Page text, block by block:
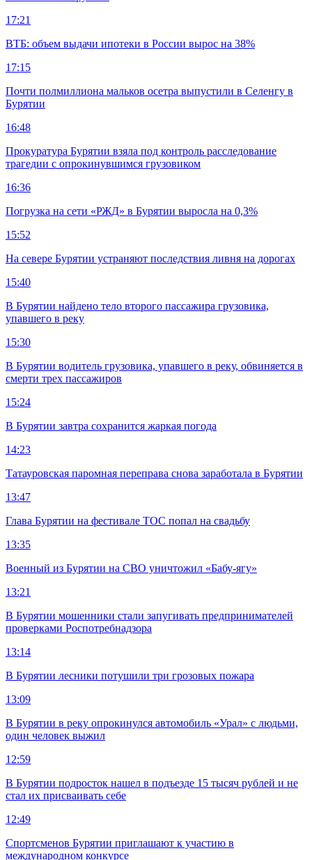
17:21
ВТБ: объем выдачи ипотеки в России вырос на 38%
17:15
Почти полмиллиона мальков осетра выпустили в Селенгу в
Бурятии
16:48
Прокуратура Бурятии взяла под контроль расследование
трагедии с опрокинувшимся грузовиком
16:36
Погрузка на сети «РЖД» в Бурятии выросла на 0,3%
15:52
На севере Бурятии устраняют последствия ливня на дорогах
15:40
В Бурятии найдено тело второго пассажира грузовика,
упавшего в реку
15:30
В Бурятии водитель грузовика, упавшего в реку, обвиняется в
смерти трех пассажиров
15:24
В Бурятии завтра сохранится жаркая погода
14:23
Татауровская паромная переправа снова заработала в Бурятии
13:47
Глава Бурятии на фестивале ТОС попал на свадьбу
13:35
Военный из Бурятии на СВО уничтожил «Бабу-ягу»
13:21
В Бурятии мошенники стали запугивать предпринимателей
проверками Роспотребнадзора
13:14
В Бурятии лесники потушили три грозовых пожара
13:09
В Бурятии в реку опрокинулся автомобиль «Урал» с людьми,
один человек выжил
12:59
В Бурятии подросток нашел в подъезде 15 тысяч рублей и не
стал их присваивать себе
12:49
Спортсменов Бурятии приглашают к участию в
международном конкурсе